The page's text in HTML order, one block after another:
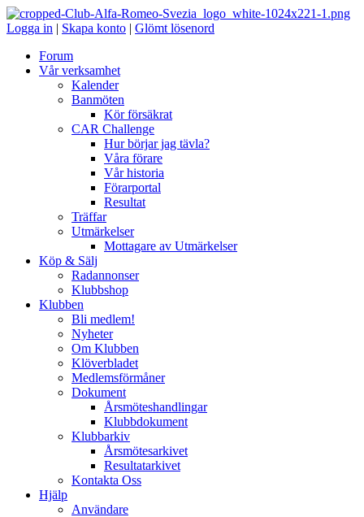
Logga in | Skapa konto | Glömt lösenord
Forum
Vår verksamhet
Kalender
Banmöten
Kör försäkrat
CAR Challenge
Hur börjar jag tävla?
Våra förare
Vår historia
Förarportal
Resultat
Träffar
Utmärkelser
Mottagare av Utmärkelser
Köp & Sälj
Radannonser
Klubbshop
Klubben
Bli medlem!
Nyheter
Om Klubben
Klöverbladet
Medlemsförmåner
Dokument
Årsmöteshandlingar
Klubbdokument
Klubbarkiv
Årsmötesarkivet
Resultatarkivet
Kontakta Oss
Hjälp
Användare